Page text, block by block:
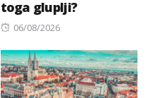
toga gluplji?
Posted
06/08/2026